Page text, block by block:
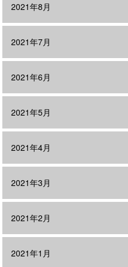
2021年8月
2021年7月
2021年6月
2021年5月
2021年4月
2021年3月
2021年2月
2021年1月